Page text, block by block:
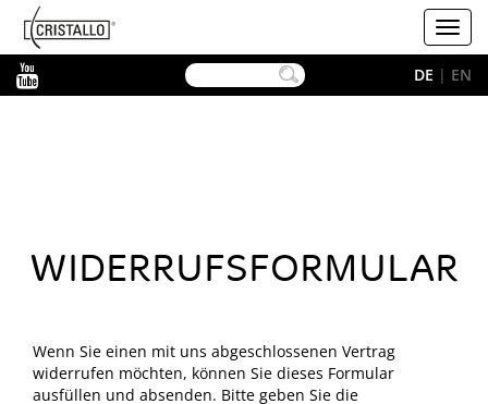
Cristallo
DE | EN
WIDERRUFSFORMULAR
Wenn Sie einen mit uns abgeschlossenen Vertrag
widerrufen möchten, können Sie dieses Formular
ausfüllen und absenden. Bitte geben Sie die